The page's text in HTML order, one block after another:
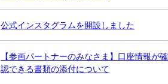
公式インスタグラムを開設しました
【参画パートナーのみなさま】口座情報が確
認できる書類の添付について